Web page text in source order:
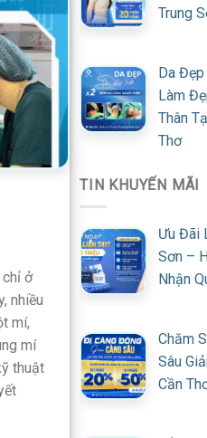
chỉ ở
nhiều
mí,
mí
thuật
Trung
Da
Làm
Thân
Thơ
TIN KHUYẾN MÃI
Ưu Đãi
Sơn –
Nhận
Chăm
Sâu
Cần